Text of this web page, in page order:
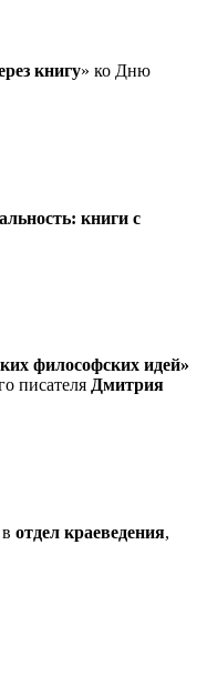
книгу» ко Дню
книги с
философских идей»
писателя Дмитрия
в отдел краеведения,